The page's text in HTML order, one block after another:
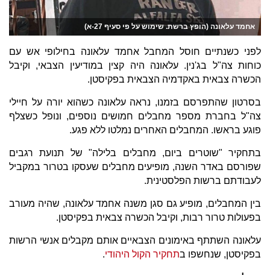
אחמד עלאונה (הופץ ברשת. שימוש על פי סעיף 27-א)
לפני כשנתיים חוסל המחבל אחמד עלאונה בחילופי אש עם
כוחות צה"ל בג'נין. עלאונה היה קצין במודיעין הצבאי, וקיבל
הכשרה צבאית באקדמיה הצבאית בפקיסטן.
בסרטון שהתפרסם בזמנו, נראה עלאונה כשהוא יורה על חיילי
צה"ל בחברת מספר מחבלים חמושים נוספים, ונופל כשצלף
פוגע בראשו. המחבלים האחרים נמלטו ללא פגע.
בתחקיר "שוטרים ביום, מחבלים בלילה" של תנועת רגבים
שפורסם באדר השנה, מופיעים מחבלים שעסקו בטרור במקביל
לעבודתם ברשות הפלסטינית.
בין המחבלים, מופיע גם סגן משנה אחמד עלאונה, שהיה מעורב
בפעולות טרור רבות, וקיבל הכשרה צבאית בפקיסטן.
עלאונה השתתף באימונים הצבאיים אותם מקבלים אנשי הרשות
בפקיסטן, שנחשפו בתחקיר הקול היהודי.